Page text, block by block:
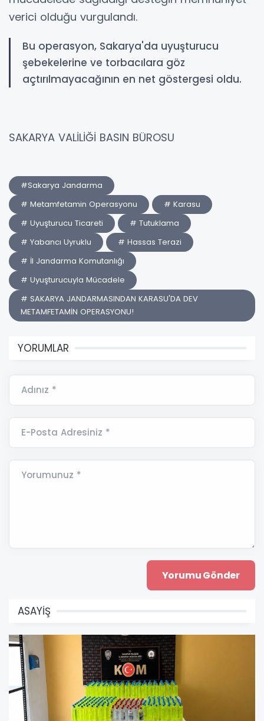
verici olduğu vurgulandı.
Bu operasyon, Sakarya'da uyuşturucu
şebekelerine ve torbacılara göz
açtırılmayacağının en net göstergesi oldu.
SAKARYA VALİLİĞİ BASIN BÜROSU
#Sakarya Jandarma
# Metamfetamin Operasyonu
# Karasu
# Uyuşturucu Ticareti
# Tutuklama
# Yabancı Uyruklu
# Hassas Terazi
# İl Jandarma Komutanlığı
# Uyuşturucuyla Mücadele
# SAKARYA JANDARMASINDAN KARASU'DA DEV
METAMFETAMİN OPERASYONU!
YORUMLAR
Adınız *
E-Posta Adresiniz *
Yorumunuz *
ASAYİŞ